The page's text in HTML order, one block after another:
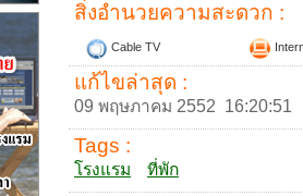
สิ่งอำนวยความสะดวก :
Cable TV
แก้ไขล่าสุด :
09 พฤษภาคม 2552 16:20:51
Tags :
โรงแรม ที่พัก